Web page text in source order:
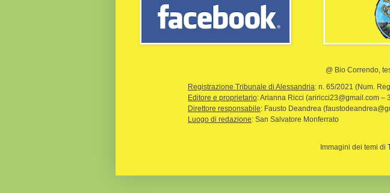
@ Bio Correndo,
Registrazione Tribunale di Alessandria: n. 65/2021 (Num.
Editore e proprietario: Arianna Ricci (ariricci23@gmail.com –
Direttore responsabile: Fausto Deandrea
Luogo di redazione: San Salvatore Monferrato
Immagini dei temi di